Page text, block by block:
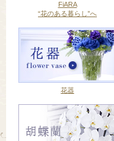
FiARA
“花のある暮らし”へ
花器